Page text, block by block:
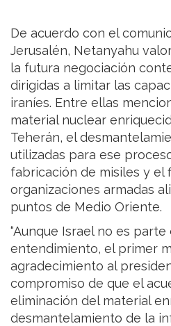
De acuerdo con el
Jerusalén, Netanyahu
la futura negociación
dirigidas a limitar las
iraníes. Entre ellas
material nuclear
Teherán, el
utilizadas para ese
fabricación de misiles y el
organizaciones armadas
puntos de Medio Oriente.
“Aunque Israel no es
entendimiento, el primer
agradecimiento al
compromiso de que el
eliminación del material
desmantelamiento de la